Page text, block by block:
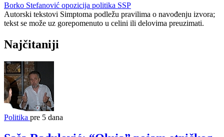
Borko Stefanović opozicija politika SSP
Autorski tekstovi Simptoma podležu pravilima o navođenju izvora;
tekst se može uz gorepomenuto u celini ili delovima preuzimati.
Najčitaniji
Politika pre 5 dana